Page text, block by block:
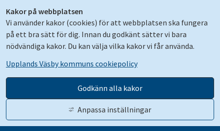
Kakor på webbplatsen
Vi använder kakor (cookies) för att webbplatsen ska fungera
på ett bra sätt för dig. Innan du godkänt sätter vi bara
nödvändiga kakor. Du kan välja vilka kakor vi får använda.
Upplands Väsby kommuns cookiepolicy
Godkänn alla kakor
Anpassa inställningar